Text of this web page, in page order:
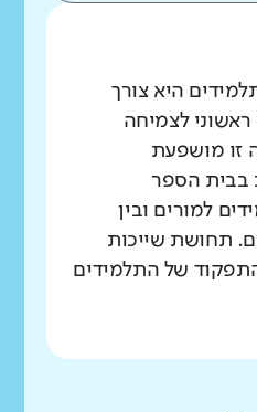
היא צורך
לצמיחה
זו מושפעת
בבית הספר
למורים ובין
תחושת שייכות
של התלמידים